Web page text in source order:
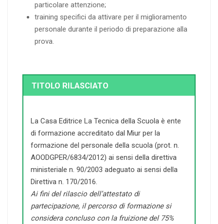
particolare attenzione;
training specifici da attivare per il miglioramento
personale durante il periodo di preparazione alla
prova.
TITOLO RILASCIATO
La Casa Editrice La Tecnica della Scuola è ente
di formazione accreditato dal Miur per la
formazione del personale della scuola (prot. n.
AOODGPER/6834/2012) ai sensi della direttiva
ministeriale n. 90/2003 adeguato ai sensi della
Direttiva n. 170/2016.
Ai fini del rilascio dell’attestato di
partecipazione, il percorso di formazione si
considera concluso con la fruizione del 75%